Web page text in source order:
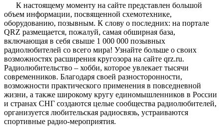
К настоящему моменту на сайте представлен большой
объем информации, посвященной схемотехнике,
оборудованию, позывным. К слову о последних: на портале
QRZ размещается, пожалуй, самая обширная база,
включающая в себя свыше 1 000 000 позывных
радиолюбителей со всего мира! Узнайте больше о своих
возможностях расширения кругозора на сайте qrz.ru.
Радиолюбительство – хобби, которое увлекает тысячи
современников. Благодаря своей разносторонности,
возможности практического применения в повседневной
жизни, а также широкому кругу единомышленников в России
и странах СНГ создаются целые сообщества радиолюбителей,
организуется любительская радиосвязь, устраиваются
спортивные радио-мероприятия.